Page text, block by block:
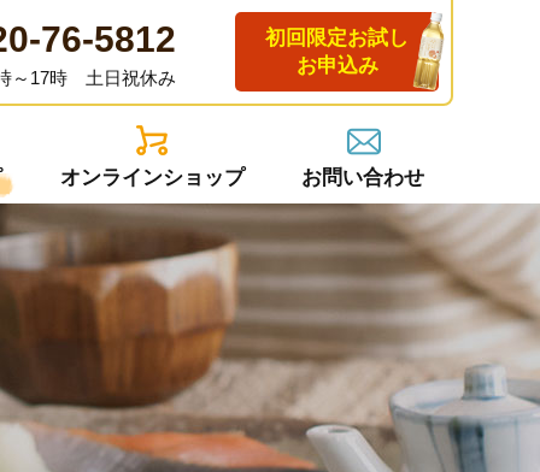
76-5812
～17時 土日祝休み
初回限定お試し
お申込み
オンラインショップ お問い合わせ